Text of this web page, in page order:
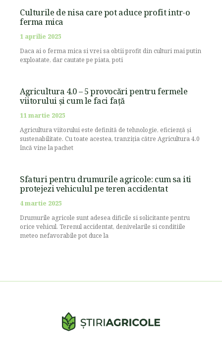
Culturile de nisa care pot aduce profit intr-o
ferma mica
1 aprilie 2025
Daca ai o ferma mica si vrei sa obtii profit din culturi mai putin
exploatate, dar cautate pe piata, poti
Agricultura 4.0 – 5 provocări pentru fermele
viitorului și cum le faci față
11 martie 2025
Agricultura viitorului este definită de tehnologie, eficiență și
sustenabilitate. Cu toate acestea, tranziția către Agricultura 4.0
încă vine la pachet
Sfaturi pentru drumurile agricole: cum sa iti
protejezi vehiculul pe teren accidentat
4 martie 2025
Drumurile agricole sunt adesea dificile si solicitante pentru
orice vehicul. Terenul accidentat, denivelarile si conditiile
meteo nefavorabile pot duce la